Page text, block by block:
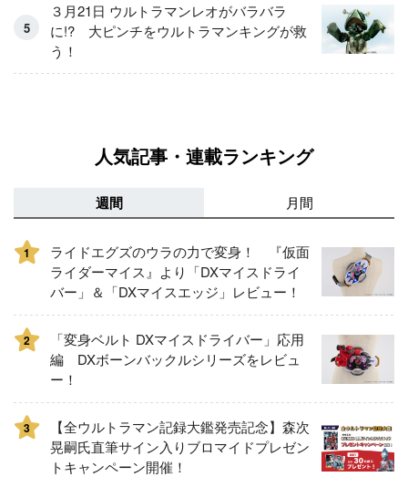
３月21日 ウルトラマンレオがバラバラ
に!? 大ピンチをウルトラマンキングが救
う！
人気記事・連載ランキング
週間 月間
1
ライドエグズのウラの力で変身！ 『仮面
ライダーマイス』より「DXマイスドライ
バー」＆「DXマイスエッジ」レビュー！
2
「変身ベルト DXマイスドライバー」応用
編 DXボーンバックルシリーズをレビュ
ー！
3
【全ウルトラマン記録大鑑発売記念】森次
晃嗣氏直筆サイン入りブロマイドプレゼン
トキャンペーン開催！